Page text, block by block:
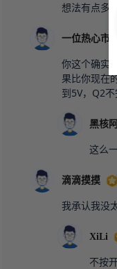
想法有点多
一位热心市民
你这个确实
果比你现在
到5V，Q2
黑核
这么
滴滴摸摸
我承认我没
XiLi
不按